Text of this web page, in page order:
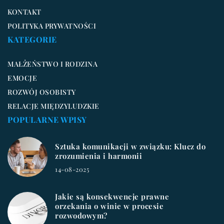
KONTAKT
POLITYKA PRYWATNOŚCI
KATEGORIE
MAŁŻEŃSTWO I RODZINA
EMOCJE
ROZWÓJ OSOBISTY
RELACJE MIĘDZYLUDZKIE
POPULARNE WPISY
Sztuka komunikacji w związku: Klucz do
zrozumienia i harmonii
14-08-2025
Jakie są konsekwencje prawne
orzekania o winie w procesie
rozwodowym?